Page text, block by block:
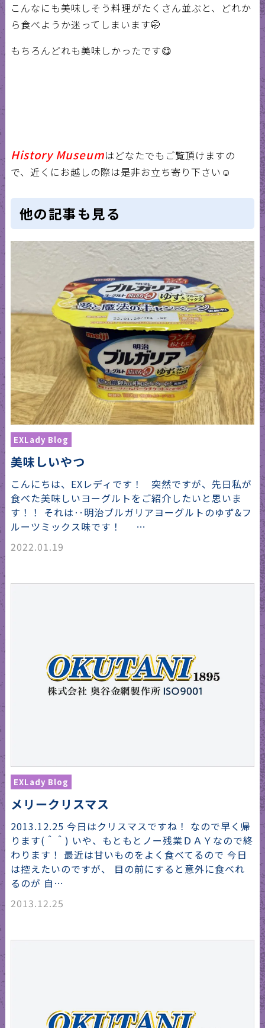
こんなにも美味しそう料理がたくさん並ぶと、どれか
ら食べようか迷ってしまいます🤭
もちろんどれも美味しかったです😋
History Museumは どなたでもご覧頂けますの
で、近くにお越しの際は是非お立ち寄り下さい ☺️
他の記事も見る
EXLady Blog
美味しいやつ
こんにちは、EXレディです！ 突然ですが、先日私が
食べた美味しいヨーグルトをご紹介したいと思いま
す！！ それは‥明治ブルガリアヨーグルトのゆず&フ
ルーツミックス味です！ …
2022.01.19
EXLady Blog
メリークリスマス
2013.12.25 今日はクリスマスですね！ なので早く帰
ります(＾＾) いや、もともとノー残業ＤＡＹなので終
わります！ 最近は甘いものをよく食べてるので 今日
は控えたいのですが、 目の前にすると意外に食べれ
るのが 自…
2013.12.25